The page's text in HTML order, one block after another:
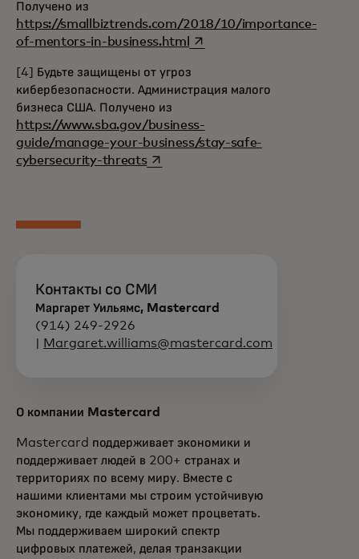
Получено из
https://smallbiztrends.com/2018/10/importance-
of-mentors-in-business.html
opens in a new tab
[4] Будьте защищены от угроз
кибербезопасности. Администрация малого
бизнеса США. Получено из
https://www.sba.gov/business-
guide/manage-your-business/stay-safe-
cybersecurity-threatsopens in a new tab
Контакты со СМИ
Маргарет Уильямс, Mastercard
(914) 249-2926
Margaret.williams@mastercard.com
О компании Mastercard
Mastercard поддерживает экономики и
поддерживает людей в 200+ странах и
территориях по всему миру. Вместе с
нашими клиентами мы строим устойчивую
экономику, где каждый может процветать.
Мы поддерживаем широкий спектр
цифровых платежей, делая транзакции